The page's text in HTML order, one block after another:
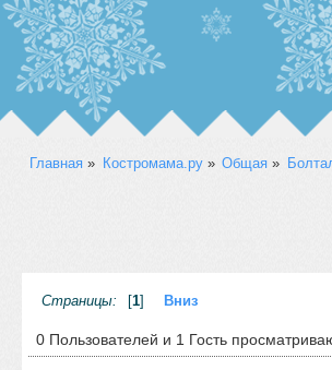
Главная » Костромама.ру» Общая »
Страницы: 1 Вниз
0 Пользователей и 1 Гость